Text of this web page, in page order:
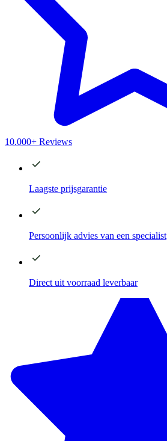
10.000+ Reviews
Laagste prijsgarantie
Persoonlijk advies van een specialist
Direct uit voorraad leverbaar